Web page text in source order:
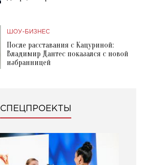
ШОУ-БИЗНЕС
После расставания с Кацуриной:
Владимир Дантес показался с новой
избранницей
СПЕЦПРОЕКТЫ